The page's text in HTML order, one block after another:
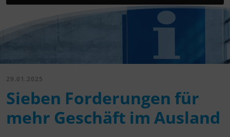
29.01.2025
Sieben Forderungen für
mehr Geschäft im Ausland